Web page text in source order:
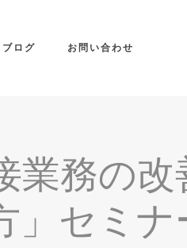
ブログ お問い合わせ
業務の
」セミ